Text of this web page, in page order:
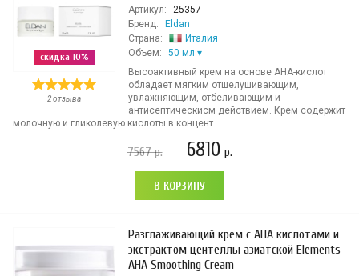
скидка 10%
2 отзыва
Артикул:
25357
Бренд:
Eldan
Страна:
Италия
Объем:
50 мл
Высоактивный крем на основе AHA-кислот
обладает мягким отшелушивающим,
увлажняющим, отбеливающим и
антисептическисм действием. Крем содержит
молочную и гликолевую кислоты в концент...
7567р. 6810 р.
В КОРЗИНУ
Разглаживающий крем с АНА кислотами и
экстрактом центеллы азиатской Elements
AHA Smoothing Cream